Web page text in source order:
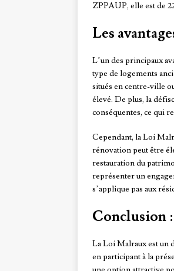
ZPPAUP, elle est de
Les
L’un des principaux
type de logements
situés en centre-ville
élevé. De plus, la
conséquentes, ce qui
Cependant, la Loi
rénovation peut être
restauration du
représenter un
s’applique pas aux
Conclusion
La Loi Malraux est un
en participant à la